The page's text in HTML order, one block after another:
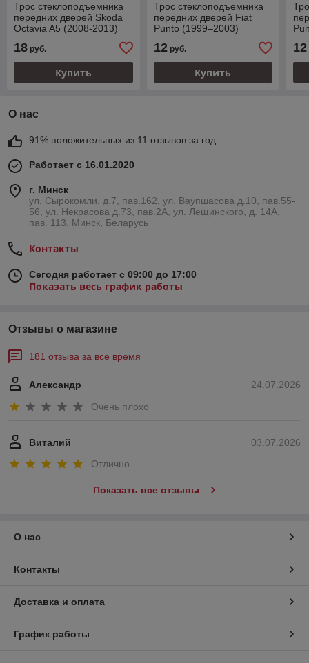
Трос стеклоподъемника
передних дверей Skoda
Octavia A5 (2008-2013)
18 руб.
Купить
Трос стеклоподъемника
передних дверей Fiat
Punto (1999–2003)
12руб.
Купить
12
О нас
91% положительных из 11 отзывов за год
Работает с 16.01.2020
г. Минск
ул. Сырокомли, д.7, пав.162, ул. Ваупшасова д.10, пав.55-
56, ул. Некрасова д.73, пав.2А, ул. Лещинского, д. 14А,
пав. 113, Минск, Беларусь
Контакты
Сегодня работает с 09:00 до 17:00
Показать весь график работы
Отзывы о магазине
181 отзыва за всё время
24.07.2026
Александр
Очень плохо
03.07.2026
Виталий
Отлично
Показать все отзывы
О нас
Контакты
Доставка и оплата
График работы